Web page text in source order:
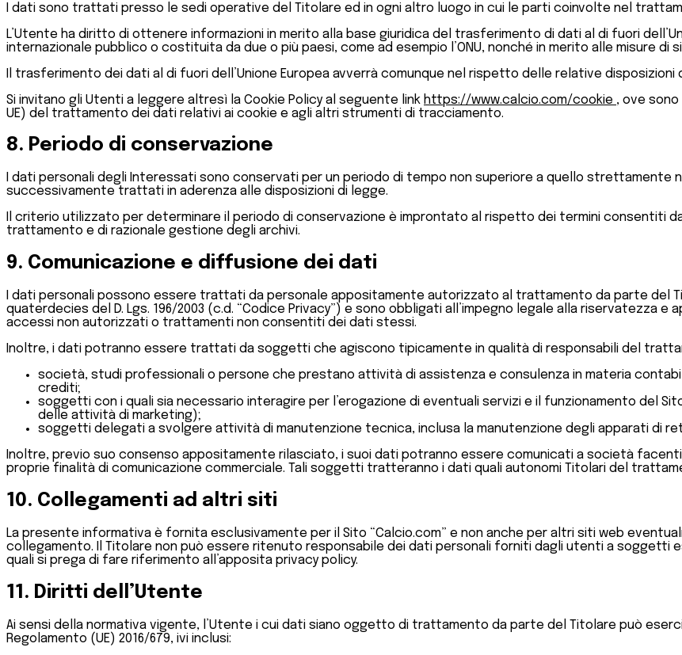
I dati sono trattati presso le sedi operative del Titolare ed in ogni altro luogo in cui le parti coinvolte nel
L’Utente ha diritto di ottenere informazioni in merito alla base giuridica del trasferimento di dati al di fuori
internazionale pubblico o costituita da due o più paesi, come ad esempio l’ONU, nonché in merito alle misure
Il trasferimento dei dati al di fuori dell’Unione Europea avverrà comunque nel rispetto delle relative disposizioni
Si invitano gli Utenti a leggere altresì la Cookie Policy al seguente link https://www.calcio.com/cookie , ove
UE) del trattamento dei dati relativi ai cookie e agli altri strumenti di tracciamento.
8. Periodo di conservazione
I dati personali degli Interessati sono conservati per un periodo di tempo non superiore a quello
successivamente trattati in aderenza alle disposizioni di legge.
Il criterio utilizzato per determinare il periodo di conservazione è improntato al rispetto dei termini consentiti
trattamento e di razionale gestione degli archivi.
9. Comunicazione e diffusione dei dati
I dati personali possono essere trattati da personale appositamente autorizzato al trattamento da parte del
quaterdecies del D. Lgs. 196/2003 (c.d. “Codice Privacy”) e sono obbligati all’impegno legale alla
accessi non autorizzati o trattamenti non consentiti dei dati stessi.
Inoltre, i dati potranno essere trattati da soggetti che agiscono tipicamente in qualità di responsabili del
società, studi professionali o persone che prestano attività di assistenza e consulenza in materia
crediti;
soggetti con i quali sia necessario interagire per l’erogazione di eventuali servizi e il funzionamento del
delle attività di marketing);
soggetti delegati a svolgere attività di manutenzione tecnica, inclusa la manutenzione degli apparati di
Inoltre, previo suo consenso appositamente rilasciato, i suoi dati potranno essere comunicati a società
proprie finalità di comunicazione commerciale. Tali soggetti tratteranno i dati quali autonomi Titolari del
10. Collegamenti ad altri siti
La presente informativa è fornita esclusivamente per il Sito “Calcio.com” e non anche per altri siti web
collegamento. Il Titolare non può essere ritenuto responsabile dei dati personali forniti dagli utenti a soggetti
quali si prega di fare riferimento all’apposita privacy policy.
11. Diritti dell’Utente
Ai sensi della normativa vigente, l’Utente i cui dati siano oggetto di trattamento da parte del Titolare può
Regolamento (UE) 2016/679, ivi inclusi: